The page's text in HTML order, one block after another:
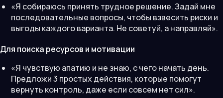
«Я собираюсь принять трудное решение. Задай мне
последовательные вопросы, чтобы взвесить риски и
выгоды каждого варианта. Не советуй, а направляй».
Для поиска ресурсов и мотивации
«Я чувствую апатию и не знаю, с чего начать день.
Предложи 3 простых действия, которые помогут
вернуть контроль, даже если совсем нет сил».